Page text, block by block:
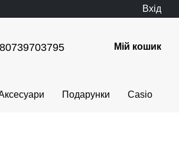
Вхід
Мій кошик
Подарунки Casio